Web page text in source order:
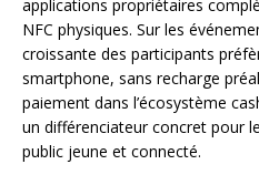
applications propriétaires
NFC physiques. Sur les
croissante des participants
smartphone, sans recharge
paiement dans l’écosystème
un différenciateur concret pour
public jeune et connecté.